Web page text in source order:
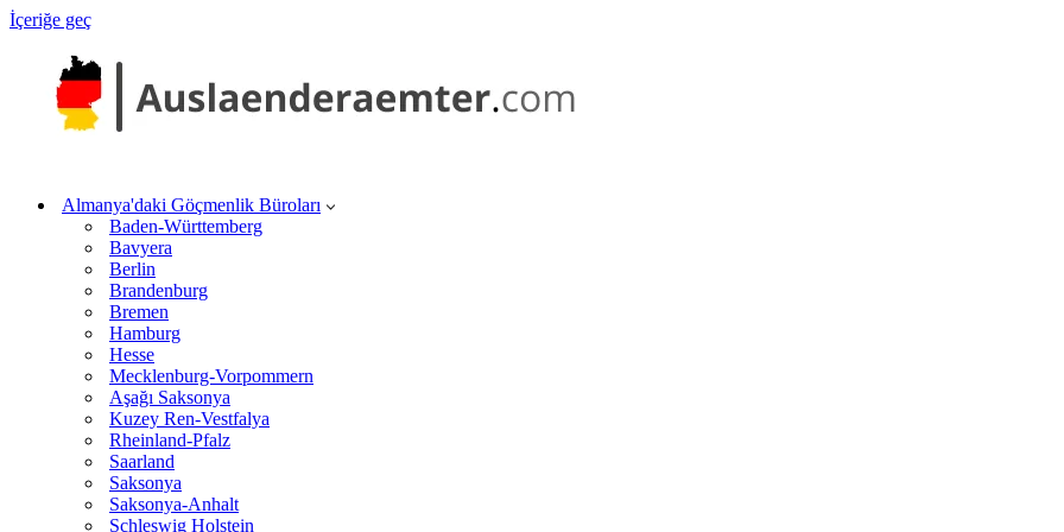
İçeriğe geç
Almanya'daki Göçmenlik Büroları
Baden-Württemberg
Bavyera
Berlin
Brandenburg
Bremen
Hamburg
Hesse
Mecklenburg-Vorpommern
Aşağı Saksonya
Kuzey Ren-Vestfalya
Rheinland-Pfalz
Saarland
Saksonya
Saksonya-Anhalt
Schleswig Holstein